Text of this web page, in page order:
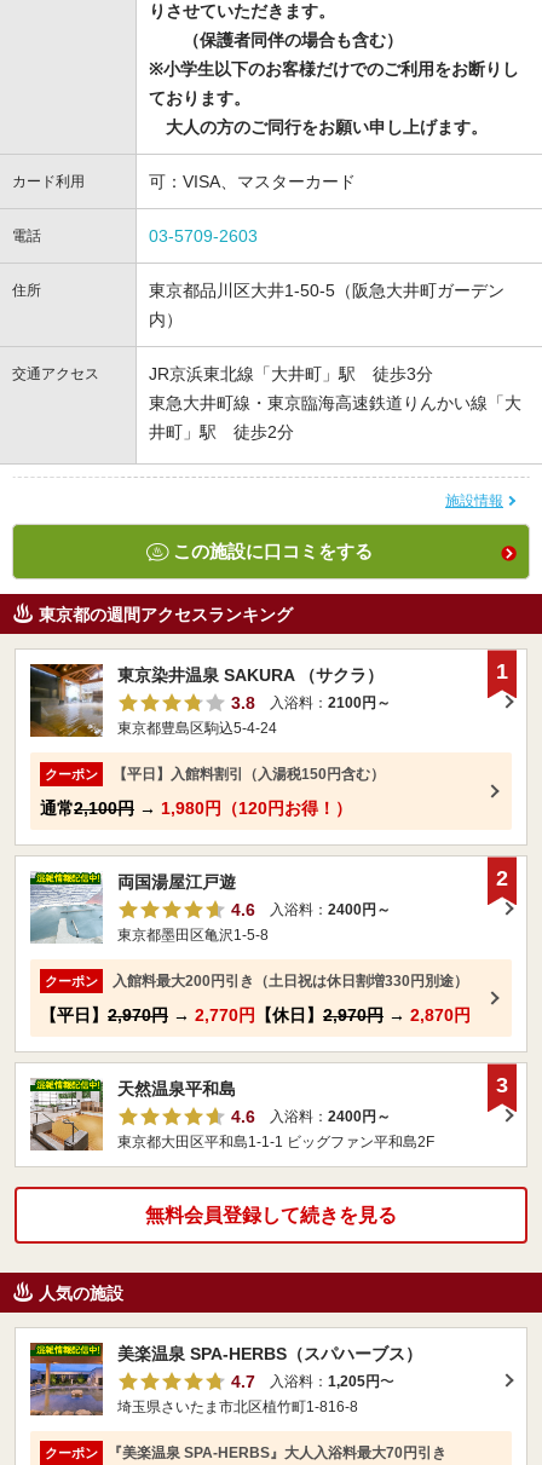
りさせていただきます。
（保護者同伴の場合も含む）
※小学生以下のお客様だけでのご利用をお断りし
ております。
大人の方のご同行をお願い申し上げます。
カード利用 可：VISA、マスターカード
電話 03-5709-2603
住所
東京都品川区大井1-50-5（阪急大井町ガーデン
内）
交通アクセス
JR京浜東北線「大井町」駅 徒歩3分
東急大井町線・東京臨海高速鉄道りんかい線「大
井町」駅 徒歩2分
施設情報
この施設に口コミをする
東京都の週間アクセスランキング
東京染井温泉 SAKURA （サクラ）
3.8
入浴料： 2100円～
東京都豊島区駒込5-4-24
クーポン 【平日】入館料割引（入湯税150円含む）
通常2,100円 → 1,980円（120円お得！）
1
両国湯屋江戸遊
4.6
入浴料： 2400円～
東京都墨田区亀沢1-5-8
クーポン 入館料最大200円引き（土日祝は休日割増330円別途）
【平日】 2,970円 → 2,770円 【休日】 2,970円 → 2,870円
2
天然温泉平和島
4.6
入浴料： 2400円～
東京都大田区平和島1-1-1 ビッグファン平和島2F
3
無料会員登録して続きを見る
人気の施設
美楽温泉 SPA-HERBS（スパハーブス）
4.7
入浴料： 1,205円〜
埼玉県さいたま市北区植竹町1-816-8
クーポン 『美楽温泉 SPA-HERBS』大人入浴料最大70円引き